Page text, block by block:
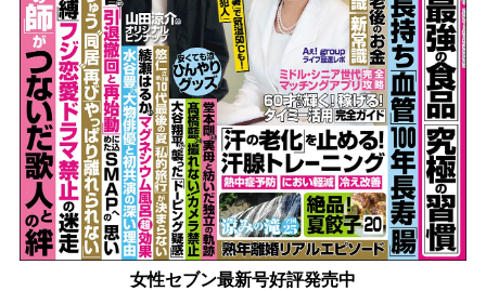
女性セブン最新号好評発売中